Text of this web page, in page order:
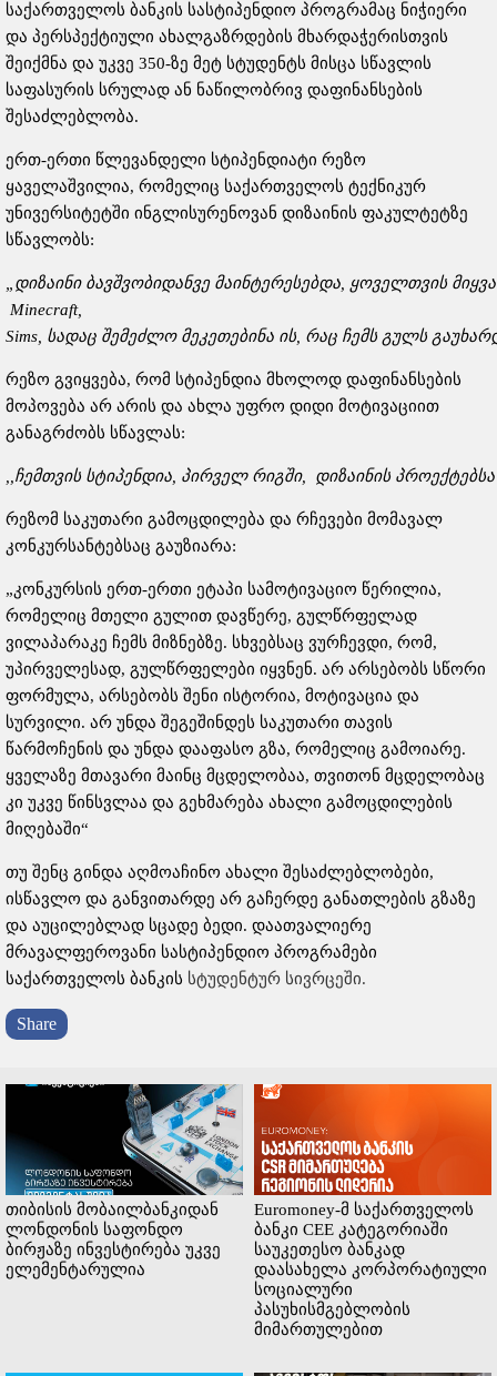
საქართველოს ბანკის სასტიპენდიო პროგრამაც ნიჭიერი
და პერსპექტიული ახალგაზრდების მხარდაჭერისთვის
შეიქმნა და უკვე 350-ზე მეტ სტუდენტს მისცა სწავლის
საფასურის სრულად ან ნაწილობრივ დაფინანსების
შესაძლებლობა.
ერთ-ერთი წლევანდელი სტიპენდიატი რეზო
ყაველაშვილია, რომელიც საქართველოს ტექნიკურ
უნივერსიტეტში ინგლისურენოვან დიზაინის ფაკულტეტზე
სწავლობს:
დიზაინი ბავშვობიდანვე მაინტერესებდა ყოველთვის
Minecraft,
Sims, სადაც შემეძლო მეკეთებინა ის რაც ჩემს გულს
რეზო გვიყვება, რომ სტიპენდია მხოლოდ დაფინანსების
მოპოვება არ არის და ახლა უფრო დიდი მოტივაციით
განაგრძობს სწავლას:
ჩემთვის სტიპენდია პირველ რიგში, დიზაინის პროექტებსა
რეზომ საკუთარი გამოცდილება და რჩევები მომავალ
კონკურსანტებსაც გაუზიარა:
„კონკურსის ერთ-ერთი ეტაპი სამოტივაციო წერილია,
რომელიც მთელი გულით დავწერე, გულწრფელად
ვილაპარაკე ჩემს მიზნებზე. სხვებსაც ვურჩევდი, რომ,
უპირველესად, გულწრფელები იყვნენ. არ არსებობს სწორი
ფორმულა, არსებობს შენი ისტორია, მოტივაცია და
სურვილი. არ უნდა შეგეშინდეს საკუთარი თავის
წარმოჩენის და უნდა დააფასო გზა, რომელიც გამოიარე.
ყველაზე მთავარი მაინც მცდელობაა, თვითონ მცდელობაც
კი უკვე წინსვლაა და გეხმარება ახალი გამოცდილების
მიღებაში“
თუ შენც გინდა აღმოაჩინო ახალი შესაძლებლობები,
ისწავლო და განვითარდე არ გაჩერდე განათლების გზაზე
და აუცილებლად სცადე ბედი. დაათვალიერე
მრავალფეროვანი სასტიპენდიო პროგრამები
საქართველოს ბანკის სტუდენტურ სივრცეში.
Share
თიბისის მობაილბანკიდან
ლონდონის საფონდო
ბირჟაზე ინვესტირება უკვე
ელემენტარულია
Euromoney-მ საქართველოს
ბანკი CEE კატეგორიაში
საუკეთესო ბანკად
დაასახელა კორპორატიული
სოციალური
პასუხისმგებლობის
მიმართულებით